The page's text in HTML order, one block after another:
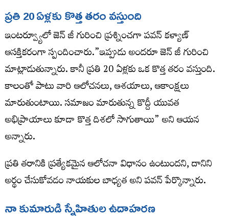
ప్రతి 20 ఏళ్లకు కొత్త తరం వస్తుంది
ఇంటర్వ్యూలో జెన్ జీ గురించి ప్రశ్నించగా పవన్ కళ్యాణ్
ఆసక్తికరంగా స్పందించారు.”ఇప్పుడు అందరూ జెన్ జీ గురించి
మాట్లాడుతున్నారు. కానీ ప్రతి 20 ఏళ్లకు ఒక కొత్త తరం వస్తుంది.
కాలంతో పాటు వారి ఆలోచనలు, ఆశయాలు, ఆకాంక్షలు
మారుతుంటాయి. సమాజం మారుతున్న కొద్దీ యువత
అభిప్రాయాలు కూడా కొత్త దిశలో సాగుతాయి” అని ఆయన
అన్నారు.
ప్రతి తరానికి ప్రత్యేకమైన ఆలోచనా విధానం ఉంటుందని, దానిని
అర్థం చేసుకోవడం నాయకుల బాధ్యత అని పవన్ పేర్కొన్నారు.
నా కుమారుడి స్నేహితుల ఉదాహరణ